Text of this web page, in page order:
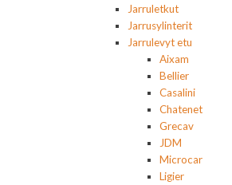
Jarruletkut
Jarrusylinterit
Jarrulevyt etu
Aixam
Bellier
Casalini
Chatenet
Grecav
JDM
Microcar
Ligier